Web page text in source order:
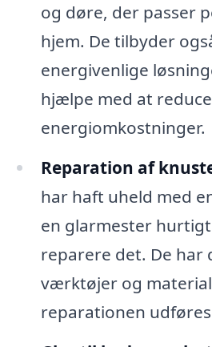
og døre, der passer
hjem. De tilbyder
energivenlige
hjælpe med at
energiomkostninger.
Reparation af
har haft uheld med
en glarmester
reparere det. De har
værktøjer og
reparationen